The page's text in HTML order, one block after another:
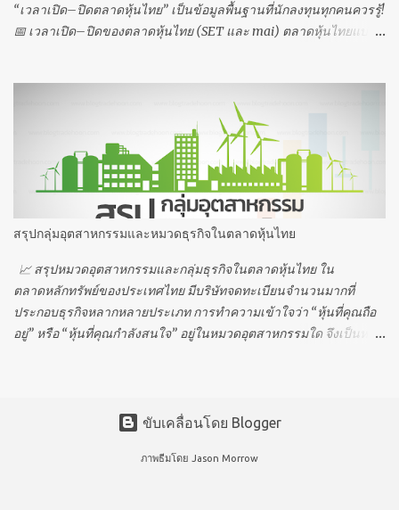
“เวลาเปิด–ปิดตลาดหุ้นไทย” เป็นข้อมูลพื้นฐานที่นักลงทุนทุกคนควรรู้!
📅 เวลาเปิด–ปิดของตลาดหุ้นไทย (SET และ mai) ตลาดหุ้นไทยแบ่ง
พักเที่ยง → ไม่สามารถซื้อขายได้ ⏰ 12:30 น. – 14:00 น. Pre-open
Session II → ส่งคำสั่งเพื่อคำนวณราคาเปิดภาคบ่าย ⏰ 14:00 น. – T2
(สุ่มระหว่าง 14:25 น. – 14:30 น.) Trading Session II (ภาคบ่าย) → เริ่ม
ซื้อขายภาคบ่าย ⏰ T2 – 16:30 น. Pre-close → ส่งคำสั่งเพื่อคำนวณ
ราคาปิด ⏰ 16:30 น. – T3 (สุ่มระหว่าง 16:35 น. – 16:40 น.) Off-hour
→ สรุปราคาปิด (ไม่มีการซื้อขาย) ⏰ T3 – 17:00 น. หลังปิดตลาด →
ไม่สามารถทำการซื้อขาย ⏰ ตั้งแต่ 17:00 น. เป็นต้นไป 🌏 เวลาซื้อขาย
“หลักทรัพย์อ้างอิงต่างประเทศ” สำหรับหลักทรัพย์ท...
สรุปกลุ่มอุตสาหกรรมและหมวดธุรกิจในตลาดหุ้นไทย
📈 สรุปหมวดอุตสาหกรรมและกลุ่มธุรกิจในตลาดหุ้นไทย ใน
ตลาดหลักทรัพย์ของประเทศไทย มีบริษัทจดทะเบียนจำนวนมากที่
ประกอบธุรกิจหลากหลายประเภท การทำความเข้าใจว่า “หุ้นที่คุณถือ
อยู่” หรือ “หุ้นที่คุณกำลังสนใจ” อยู่ในหมวดอุตสาหกรรมใด จึงเป็นหนึ่ง
ขึ้น ตลาดหุ้นไทยได้แบ่งออกเป็น 8 กลุ่มอุตสาหกรรมหลัก และ 28 หมวด
อุตสาหกรรมสินค้าอุปโภคบริโภค (CONSUMP) กลุ่มนี้เกี่ยวข้องกับ
ขับเคลื่อนโดย Blogger
ภาพธีมโดย Jason Morrow